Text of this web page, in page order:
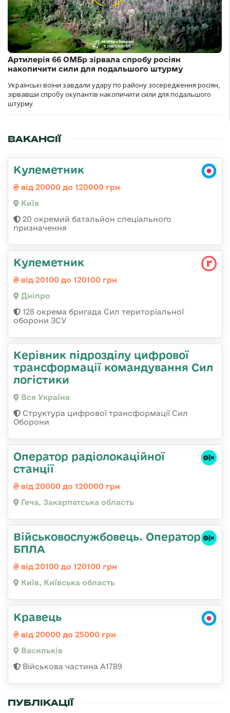
Артилерія 66 ОМБр зірвала спробу росіян
накопичити сили для подальшого штурму
Українські воїни завдали удару по району зосередження росіян,
зірвавши спробу окупантів накопичити сили для подальшого
штурму.
ВАКАНСІЇ
Кулеметник
від 20000 до 120000 грн
Київ
20 окремий батальйон спеціального
призначення
Кулеметник
від 20100 до 120100 грн
Дніпро
128 окрема бригада Сил територіальної
оборони ЗСУ
Керівник підрозділу цифрової
трансформації командування Сил
логістики
Вся Україна
Структура цифрової трансформації Сил
Оборони
Оператор радіолокаційної
станції
від 20000 до 120000 грн
Геча, Закарпатська область
Військовослужбовець. Оператор
БПЛА
від 20100 до 120100 грн
Київ, Київська область
Кравець
від 20000 до 25000 грн
Васильків
Військова частина А1789
ПУБЛІКАЦІЇ